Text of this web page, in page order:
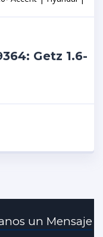
Getz 1.6-
un Mensaje